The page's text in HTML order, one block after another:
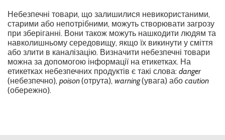
Небезпечні товари, що залишилися невикористаними,
старими або непотрібними, можуть створювати загрозу
при зберіганні. Вони також можуть нашкодити людям та
навколишньому середовищу, якщо їх викинути у сміття
або злити в каналізацію. Визначити небезпечні товари
можна за допомогою інформації на етикетках. На
етикетках небезпечних продуктів є такі слова: danger
(небезпечно), poison(отрута), warning(увага) або caution
(обережно).